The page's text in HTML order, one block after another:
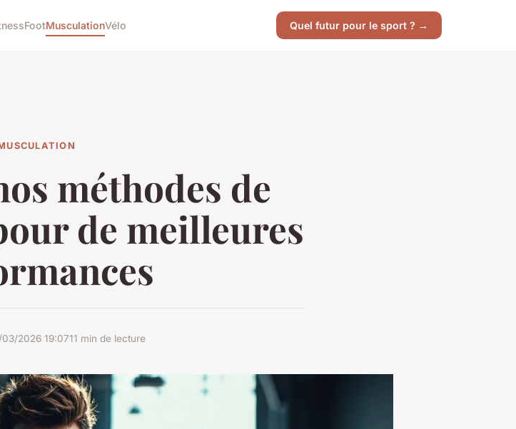
FootMusculationVélo Quel futur pour le sport ? →
méthodes de
de meilleures
03/2026 19:0711 min de lecture